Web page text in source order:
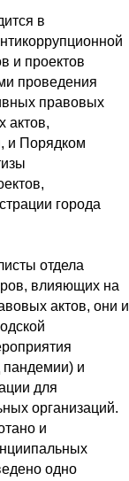
в
и проектов
проведения
правовых
актов,
и Порядком
города
отдела
влияющих на
актов, они и
пандемии) и
для
организаций.
и
одно